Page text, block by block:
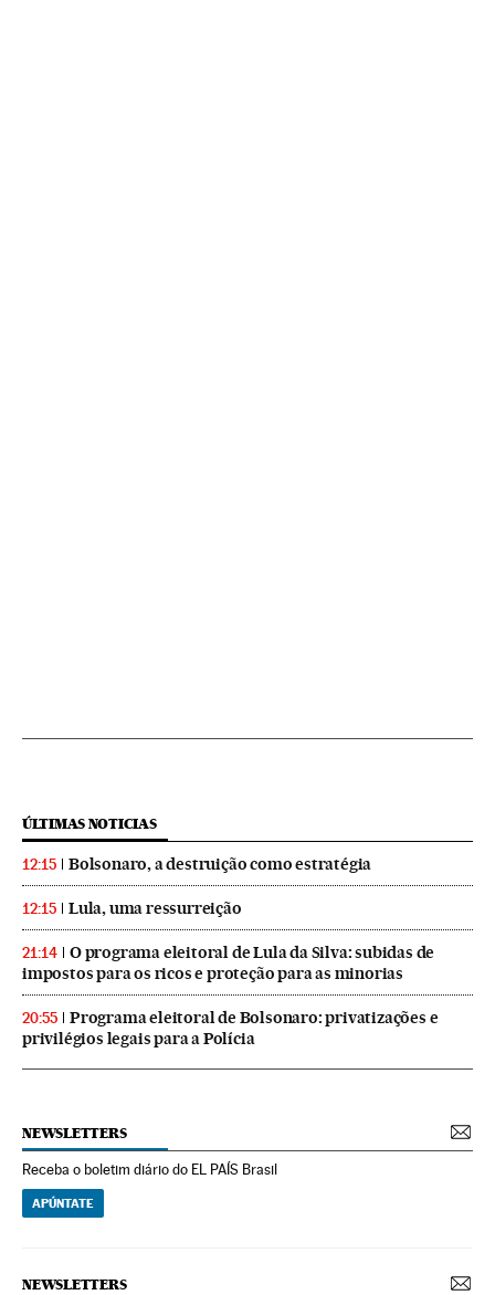
ÚLTIMAS NOTICIAS
12:15 Bolsonaro, a destruição como estratégia
12:15 Lula, uma ressurreição
21:14
O programa eleitoral de Lula da Silva: subidas de
impostos para os ricos e proteção para as minorias
20:55
Programa eleitoral de Bolsonaro: privatizações e
privilégios legais para a Polícia
NEWSLETTERS
Receba o boletim diário do EL PAÍS Brasil
APÚNTATE
NEWSLETTERS